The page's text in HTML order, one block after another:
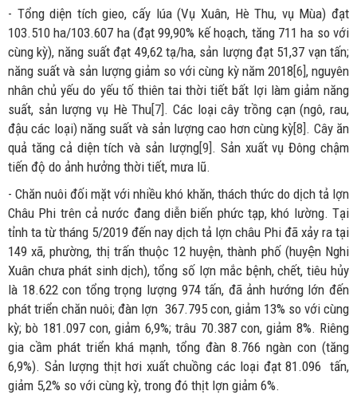
- Tổng diện tích gieo, cấy lúa (Vụ Xuân, Hè Thu, vụ Mùa) đạt
103.510 ha/103.607 ha (đạt 99,90% kế hoạch, tăng 711 ha so với
cùng kỳ), năng suất đạt 49,62 tạ/ha, sản lượng đạt 51,37 vạn tấn;
năng suất và sản lượng giảm so với cùng kỳ năm 2018[6], nguyên
nhân chủ yếu do yếu tố thiên tai thời tiết bất lợi làm giảm năng
suất, sản lượng vụ Hè Thu[7]. Các loại cây trồng cạn (ngô, rau,
đậu các loại) năng suất và sản lượng cao hơn cùng kỳ[8]. Cây ăn
quả tăng cả diện tích và sản lượng[9]. Sản xuất vụ Đông chậm
tiến độ do ảnh hưởng thời tiết, mưa lũ.
- Chăn nuôi đối mặt với nhiều khó khăn, thách thức do dịch tả lợn
Châu Phi trên cả nước đang diễn biến phức tạp, khó lường. Tại
tỉnh ta từ tháng 5/2019 đến nay dịch tả lợn châu Phi đã xảy ra tại
149 xã, phường, thị trấn thuộc 12 huyện, thành phố (huyện Nghi
Xuân chưa phát sinh dịch), tổng số lợn mắc bệnh, chết, tiêu hủy
là 18.622 con tổng trọng lượng 974 tấn, đã ảnh hướng lớn đến
phát triển chăn nuôi; đàn lợn 367.795 con, giảm 13% so với cùng
kỳ; bò 181.097 con, giảm 6,9%; trâu 70.387 con, giảm 8%. Riêng
gia cầm phát triển khá mạnh, tổng đàn 8.766 ngàn con (tăng
6,9%). Sản lượng thịt hơi xuất chuồng các loại đạt 81.096 tấn,
giảm 5,2% so với cùng kỳ, trong đó thịt lợn giảm 6%.